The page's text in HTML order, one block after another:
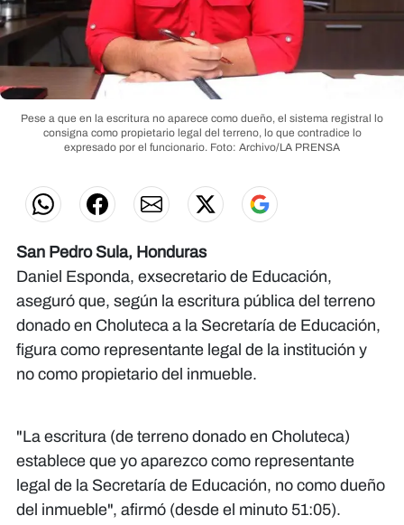
Pese a que en la escritura no aparece como dueño, el sistema registral lo
consigna como propietario legal del terreno, lo que contradice lo
expresado por el funcionario. Foto: Archivo/LA PRENSA
San Pedro Sula, Honduras
Daniel Esponda, exsecretario de Educación,
aseguró que, según la escritura pública del terreno
donado en Choluteca a la Secretaría de Educación,
figura como representante legal de la institución y
no como propietario del inmueble.
"La escritura (de terreno donado en Choluteca)
establece que yo aparezco como representante
legal de la Secretaría de Educación, no como dueño
del inmueble", afirmó (desde el minuto 51:05).